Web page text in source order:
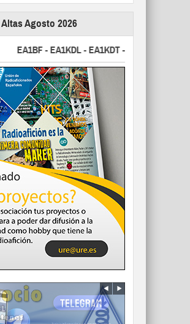
Altas Agosto 2026
EA1BF - EA1KDL - EA1KDT - EA2FBJ - EA2FJU -